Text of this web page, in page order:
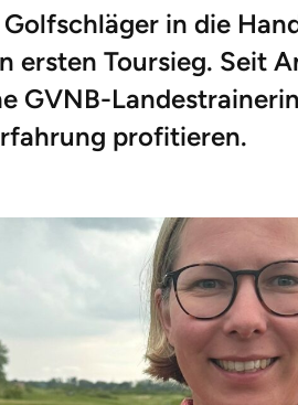
in die
ersten Toursieg. Seit
GVNB-
profitieren.